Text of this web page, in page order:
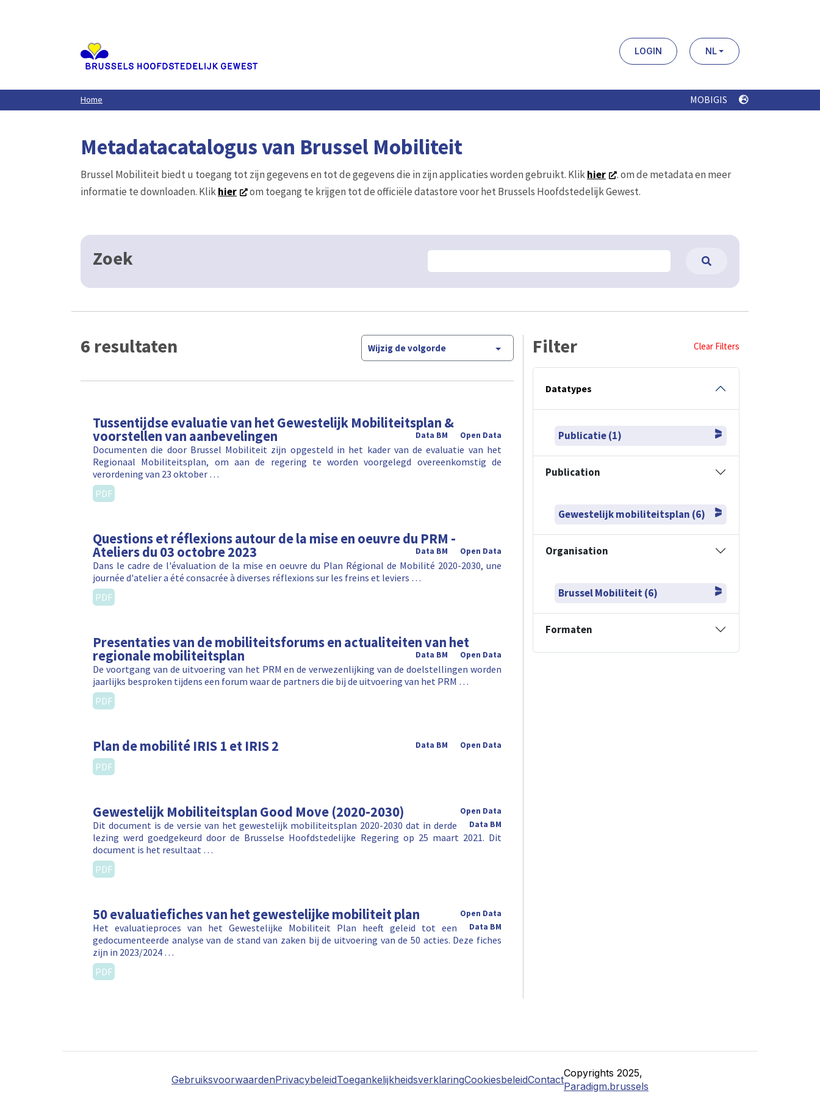
LOGIN NL
Home MOBIGIS
Metadatacatalogus van Brussel Mobiliteit
Brussel Mobiliteit biedt u toegang tot zijn gegevens en tot de gegevens die in zijn applicaties worden gebruikt. Klikhier
. om de metadata en meer
informatie te downloaden. Klikhier om toegang te krijgen tot de officiële datastore voor het Brussels Hoofdstedelijk Gewest.
Zoek
6 resultaten Wijzig de volgorde
Tussentijdse evaluatie van het Gewestelijk Mobiliteitsplan &
voorstellen van aanbevelingen Open Data
Data BM
Documenten die door Brussel Mobiliteit zijn opgesteld in het kader van de evaluatie van het
Regionaal Mobiliteitsplan, om aan de regering te worden voorgelegd overeenkomstig de
verordening van 23 oktober …
PDF
Questions et réflexions autour de la mise en oeuvre du PRM -
Ateliers du 03 octobre 2023 Open Data
Data BM
Dans le cadre de l'évaluation de la mise en oeuvre du Plan Régional de Mobilité 2020-2030, une
journée d'atelier a été consacrée à diverses réflexions sur les freins et leviers …
PDF
Presentaties van de mobiliteitsforums en actualiteiten van het
regionale mobiliteitsplan Open Data
Data BM
De voortgang van de uitvoering van het PRM en de verwezenlijking van de doelstellingen worden
jaarlijks besproken tijdens een forum waar de partners die bij de uitvoering van het PRM …
PDF
Plan de mobilité IRIS 1 et IRIS 2 Open Data
Data BM
PDF
Gewestelijk Mobiliteitsplan Good Move (2020-2030)
Open Data
Data BM
Dit document is de versie van het gewestelijk mobiliteitsplan 2020-2030 dat in derde
lezing werd goedgekeurd door de Brusselse Hoofdstedelijke Regering op 25 maart 2021. Dit
document is het resultaat …
PDF
50 evaluatiefiches van het gewestelijke mobiliteit plan
Open Data
Data BM
Het evaluatieproces van het Gewestelijke Mobiliteit Plan heeft geleid tot een
gedocumenteerde analyse van de stand van zaken bij de uitvoering van de 50 acties. Deze fiches
zijn in 2023/2024 …
PDF
Filter Clear Filters
Datatypes
Publicatie (1)
Publication
Gewestelijk mobiliteitsplan (6)
Organisation
Brussel Mobiliteit (6)
Formaten
GebruiksvoorwaardenPrivacybeleidToegankelijkheidsverklaringCookiesbeleidContact
Copyrights 2025,
Paradigm.brussels